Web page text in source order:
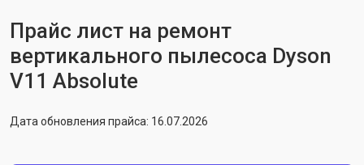
Прайс лист на ремонт
вертикального пылесоса Dyson
V11 Absolute
Дата обновления прайса: 16.07.2026